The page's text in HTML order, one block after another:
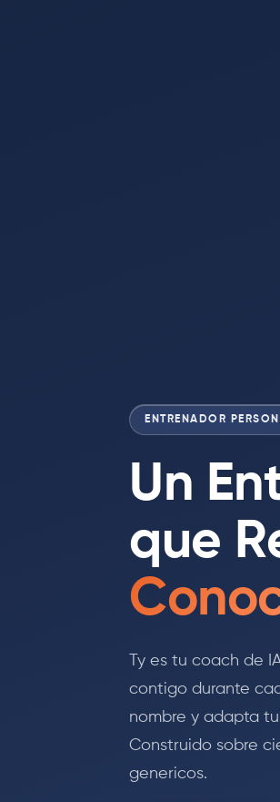
ENTRENADOR
Un
que
Ty es tu coach de
contigo durante
nombre y adapta
Construido sobre
genericos.